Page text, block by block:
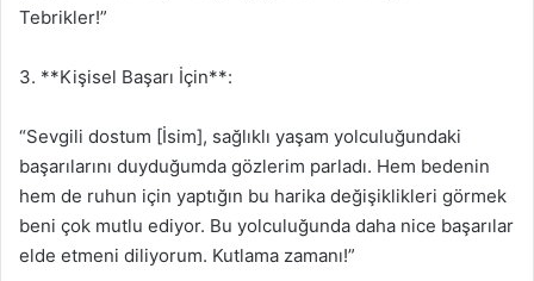
Tebrikler!”
3. **Kişisel Başarı İçin**:
“Sevgili dostum [İsim], sağlıklı yaşam yolculuğundaki
başarılarını duyduğumda gözlerim parladı. Hem bedenin
hem de ruhun için yaptığın bu harika değişiklikleri görmek
beni çok mutlu ediyor. Bu yolculuğunda daha nice başarılar
elde etmeni diliyorum. Kutlama zamanı!”